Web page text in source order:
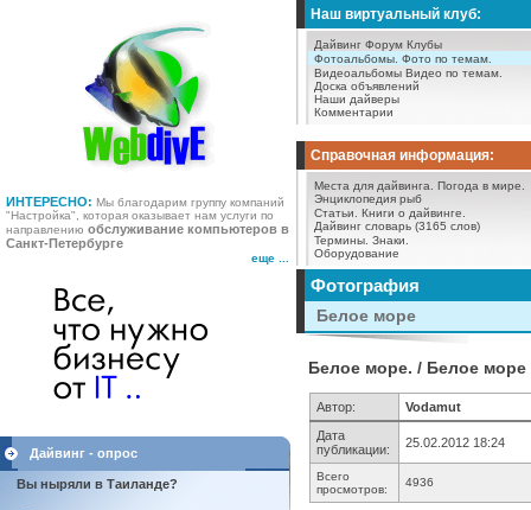
ИНТЕРЕСНО: Мы благодарим группу компаний
"Настройка", которая оказывает нам услуги по
направлению обслуживание компьютеров в
Санкт-Петербурге
еще ...
Наш виртуальный клуб:
Дайвинг Форум Клубы
Фотоальбомы. Фото по темам.
Видеоальбомы Видео по темам.
Доска объявлений
Наши дайверы
Комментарии
Справочная информация:
Места для дайвинга.
Погода в мире.
Энциклопедия рыб
Статьи.
Книги о дайвинге.
Дайвинг словарь (3165 слов)
Термины. Знаки.
Оборудование
Дайвинг - опрос
Вы ныряли в Таиланде?
Фотография
Белое море
Белое море. / Белое море
Автор:
Vodamut
Дата
публикации:
25.02.2012 18:24
Всего
просмотров:
4936